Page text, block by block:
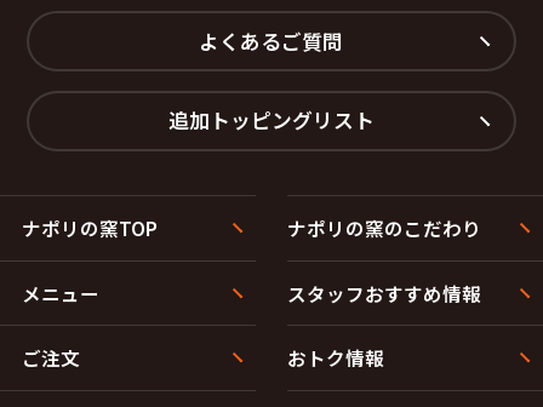
よくあるご質問
追加トッピングリスト
ナポリの窯TOP ナポリの窯のこだわり
メニュー スタッフおすすめ情報
ご注文 おトク情報